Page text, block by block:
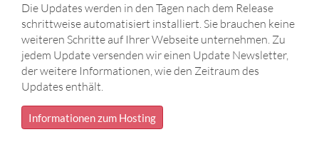
Die Updates werden in den Tagen nach dem Release
schrittweise automatisiert installiert. Sie brauchen keine
weiteren Schritte auf Ihrer Webseite unternehmen. Zu
jedem Update versenden wir einen Update Newsletter,
der weitere Informationen, wie den Zeitraum des
Updates enthält.
Informationen zum Hosting